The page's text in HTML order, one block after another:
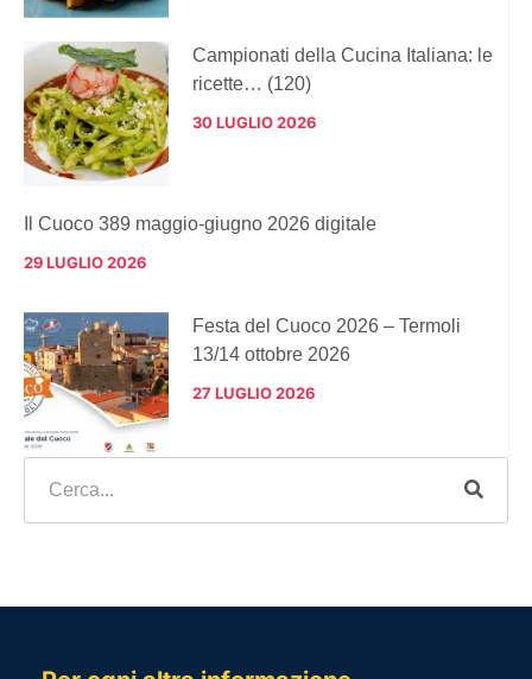
Campionati della Cucina Italiana: le
ricette… (120)
30 LUGLIO 2026
Il Cuoco 389 maggio-giugno 2026 digitale
29 LUGLIO 2026
Festa del Cuoco 2026 – Termoli
13/14 ottobre 2026
27 LUGLIO 2026